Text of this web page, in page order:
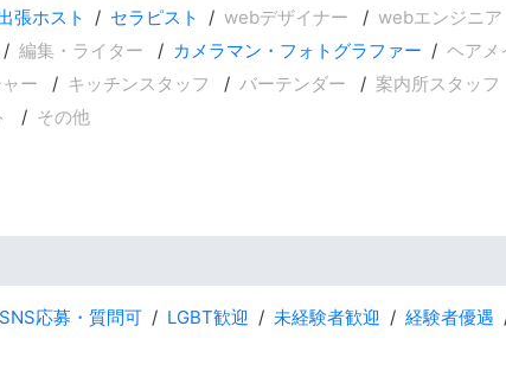
張ホスト セラピスト webデザイナー webエンジニア
編集・ライター カメラマン・フォトグラファー ヘアメ
ー キッチンスタッフ バーテンダー 案内所スタッフ
その他
SNS応募・質問可 LGBT歓迎 未経験者歓迎 経験者優遇